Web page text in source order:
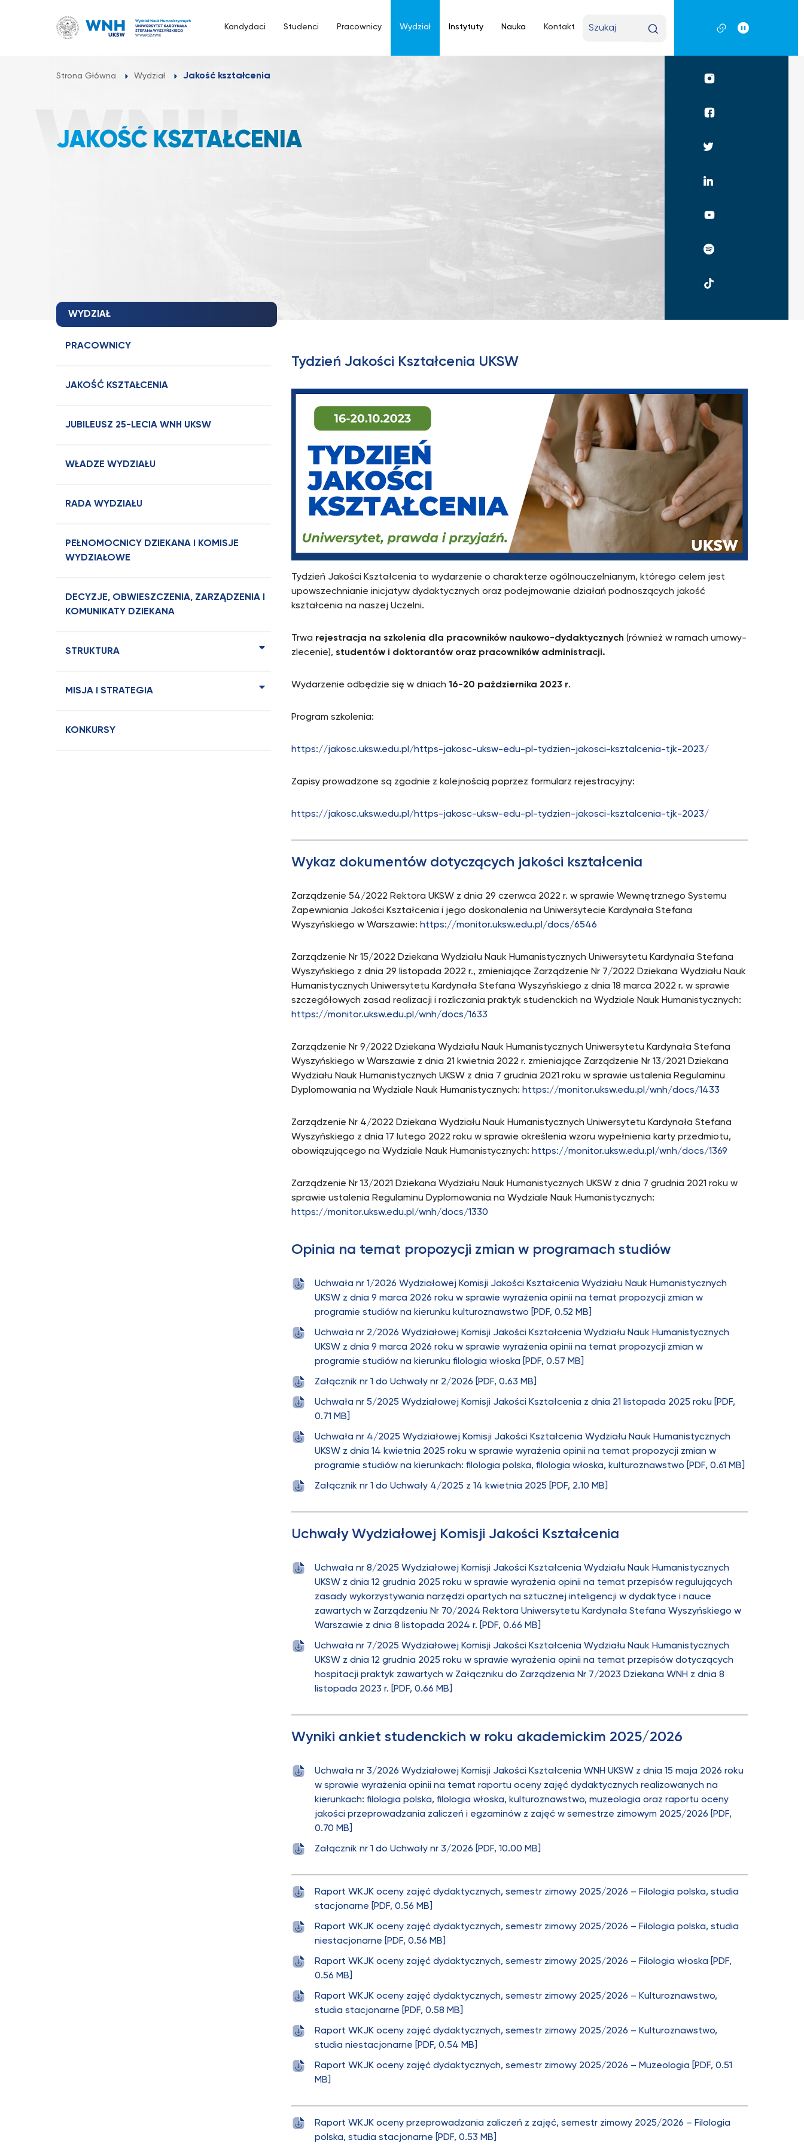
Kandydaci Studenci Pracownicy Wydział Instytuty Nauka Kontakt
wyszukiwaną
Strona Główna Wydział Jakość kształcenia
JAKOŚĆ KSZTAŁCENIA
Profil
Profil
Profil
Profil
Linkedin
UKSW
UKSW
UKSW
WYDZIAŁ
PRACOWNICY
JAKOŚĆ KSZTAŁCENIA
JUBILEUSZ 25-LECIA WNH UKSW
WŁADZE WYDZIAŁU
RADA WYDZIAŁU
PEŁNOMOCNICY DZIEKANA I KOMISJE
WYDZIAŁOWE
DECYZJE, OBWIESZCZENIA, ZARZĄDZENIA I
KOMUNIKATY DZIEKANA
STRUKTURA
MISJA I STRATEGIA
KONKURSY
Tydzień Jakości Kształcenia UKSW
Tydzień Jakości Kształcenia to wydarzenie o charakterze ogólnouczelnianym, którego celem jest
upowszechnianie inicjatyw dydaktycznych oraz podejmowanie działań podnoszących jakość
kształcenia na naszej Uczelni.
Trwa rejestracja na szkolenia dla pracowników naukowo-dydaktycznych(również w ramach umowy-
zlecenie), studentów i doktorantów oraz pracowników administracji.
Wydarzenie odbędzie się w dniach16-20 października 2023 r.
Program szkolenia:
https://jakosc.uksw.edu.pl/https-jakosc-uksw-edu-pl-tydzien-jakosci-ksztalcenia-tjk-2023/
Zapisy prowadzone są zgodnie z kolejnością poprzez formularz rejestracyjny:
https://jakosc.uksw.edu.pl/https-jakosc-uksw-edu-pl-tydzien-jakosci-ksztalcenia-tjk-2023/
Wykaz dokumentów dotyczących jakości kształcenia
Zarządzenie 54/2022 Rektora UKSW z dnia 29 czerwca 2022 r. w sprawie Wewnętrznego Systemu
Zapewniania Jakości Kształcenia i jego doskonalenia na Uniwersytecie Kardynała Stefana
Wyszyńskiego w Warszawie:https://monitor.uksw.edu.pl/docs/6546
Zarządzenie Nr 15/2022 Dziekana Wydziału Nauk Humanistycznych Uniwersytetu Kardynała Stefana
Wyszyńskiego z dnia 29 listopada 2022 r., zmieniające Zarządzenie Nr 7/2022 Dziekana Wydziału Nauk
Humanistycznych Uniwersytetu Kardynała Stefana Wyszyńskiego z dnia 18 marca 2022 r. w sprawie
szczegółowych zasad realizacji i rozliczania praktyk studenckich na Wydziale Nauk Humanistycznych:
https://monitor.uksw.edu.pl/wnh/docs/1633
Zarządzenie Nr 9/2022 Dziekana Wydziału Nauk Humanistycznych Uniwersytetu Kardynała Stefana
Wyszyńskiego w Warszawie z dnia 21 kwietnia 2022 r. zmieniające Zarządzenie Nr 13/2021 Dziekana
Wydziału Nauk Humanistycznych UKSW z dnia 7 grudnia 2021 roku w sprawie ustalenia Regulaminu
Dyplomowania na Wydziale Nauk Humanistycznych:https://monitor.uksw.edu.pl/wnh/docs/1433
Zarządzenie Nr 4/2022 Dziekana Wydziału Nauk Humanistycznych Uniwersytetu Kardynała Stefana
Wyszyńskiego z dnia 17 lutego 2022 roku w sprawie określenia wzoru wypełnienia karty przedmiotu,
obowiązującego na Wydziale Nauk Humanistycznych:https://monitor.uksw.edu.pl/wnh/docs/1369
Zarządzenie Nr 13/2021 Dziekana Wydziału Nauk Humanistycznych UKSW z dnia 7 grudnia 2021 roku w
sprawie ustalenia Regulaminu Dyplomowania na Wydziale Nauk Humanistycznych:
https://monitor.uksw.edu.pl/wnh/docs/1330
Opinia na temat propozycji zmian w programach studiów
Uchwała nr 1/2026 Wydziałowej Komisji Jakości Kształcenia Wydziału Nauk Humanistycznych
UKSW z dnia 9 marca 2026 roku w sprawie wyrażenia opinii na temat propozycji zmian w
programie studiów na kierunku kulturoznawstwo [PDF, 0.52 MB]
Uchwała nr 2/2026 Wydziałowej Komisji Jakości Kształcenia Wydziału Nauk Humanistycznych
UKSW z dnia 9 marca 2026 roku w sprawie wyrażenia opinii na temat propozycji zmian w
programie studiów na kierunku filologia włoska [PDF, 0.57 MB]
Załącznik nr 1 do Uchwały nr 2/2026 [PDF, 0.63 MB]
Uchwała nr 5/2025 Wydziałowej Komisji Jakości Kształcenia z dnia 21 listopada 2025 roku [PDF,
0.71 MB]
Uchwała nr 4/2025 Wydziałowej Komisji Jakości Kształcenia Wydziału Nauk Humanistycznych
UKSW z dnia 14 kwietnia 2025 roku w sprawie wyrażenia opinii na temat propozycji zmian w
programie studiów na kierunkach: filologia polska, filologia włoska, kulturoznawstwo [PDF, 0.61 MB]
Załącznik nr 1 do Uchwały 4/2025 z 14 kwietnia 2025 [PDF, 2.10 MB]
Uchwały Wydziałowej Komisji Jakości Kształcenia
Uchwała nr 8/2025 Wydziałowej Komisji Jakości Kształcenia Wydziału Nauk Humanistycznych
UKSW z dnia 12 grudnia 2025 roku w sprawie wyrażenia opinii na temat przepisów regulujących
zasady wykorzystywania narzędzi opartych na sztucznej inteligencji w dydaktyce i nauce
zawartych w Zarządzeniu Nr 70/2024 Rektora Uniwersytetu Kardynała Stefana Wyszyńskiego w
Warszawie z dnia 8 listopada 2024 r. [PDF, 0.66 MB]
Uchwała nr 7/2025 Wydziałowej Komisji Jakości Kształcenia Wydziału Nauk Humanistycznych
UKSW z dnia 12 grudnia 2025 roku w sprawie wyrażenia opinii na temat przepisów dotyczących
hospitacji praktyk zawartych w Załączniku do Zarządzenia Nr 7/2023 Dziekana WNH z dnia 8
listopada 2023 r. [PDF, 0.66 MB]
Wyniki ankiet studenckich w roku akademickim 2025/2026
Uchwała nr 3/2026 Wydziałowej Komisji Jakości Kształcenia WNH UKSW z dnia 15 maja 2026 roku
w sprawie wyrażenia opinii na temat raportu oceny zajęć dydaktycznych realizowanych na
kierunkach: filologia polska, filologia włoska, kulturoznawstwo, muzeologia oraz raportu oceny
jakości przeprowadzania zaliczeń i egzaminów z zajęć w semestrze zimowym 2025/2026 [PDF,
0.70 MB]
Załącznik nr 1 do Uchwały nr 3/2026 [PDF, 10.00 MB]
Raport WKJK oceny zajęć dydaktycznych, semestr zimowy 2025/2026 – Filologia polska, studia
stacjonarne [PDF, 0.56 MB]
Raport WKJK oceny zajęć dydaktycznych, semestr zimowy 2025/2026 – Filologia polska, studia
niestacjonarne [PDF, 0.56 MB]
Raport WKJK oceny zajęć dydaktycznych, semestr zimowy 2025/2026 – Filologia włoska [PDF,
0.56 MB]
Raport WKJK oceny zajęć dydaktycznych, semestr zimowy 2025/2026 – Kulturoznawstwo,
studia stacjonarne [PDF, 0.58 MB]
Raport WKJK oceny zajęć dydaktycznych, semestr zimowy 2025/2026 – Kulturoznawstwo,
studia niestacjonarne [PDF, 0.54 MB]
Raport WKJK oceny zajęć dydaktycznych, semestr zimowy 2025/2026 – Muzeologia [PDF, 0.51
MB]
Raport WKJK oceny przeprowadzania zaliczeń z zajęć, semestr zimowy 2025/2026 – Filologia
polska, studia stacjonarne [PDF, 0.53 MB]